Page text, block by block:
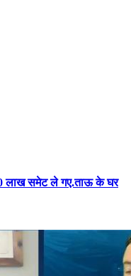
लाख समेट ले गए.ताऊ के घर